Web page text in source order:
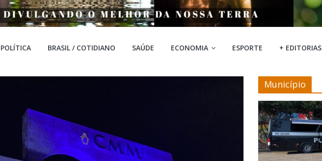
POLÍTICA BRASIL / COTIDIANO SAÚDE ECONOMIA ESPORTE + EDITORIAS
Município